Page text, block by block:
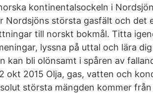
kontinentalsockeln i
Nordsjöns största gasfält och det
till norskt bokmål. Titta
lyssna på uttal och lära
kan bli olönsamt i spåren av
okt 2015 Olja, gas, vatten och
största mängden kommer